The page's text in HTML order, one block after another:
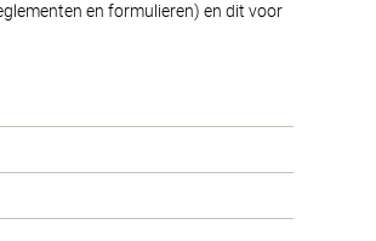
en formulieren) en dit voor